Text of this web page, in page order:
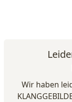
Wir haben